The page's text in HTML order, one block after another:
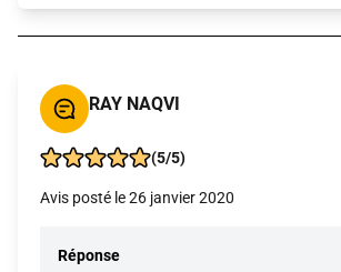
RAY NAQVI
(5/5)
Avis posté le 26 janvier 2020
Réponse